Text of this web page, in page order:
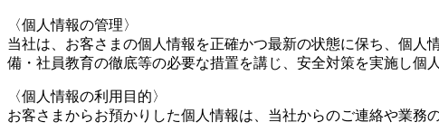
〈個人情報の管理〉
当社は、お客さまの個人情報を正確かつ最新の状態に保ち、個
備・社員教育の徹底等の必要な措置を講じ、安全対策を実施し個
〈個人情報の利用目的〉
お客さまからお預かりした個人情報は、当社からのご連絡や業務